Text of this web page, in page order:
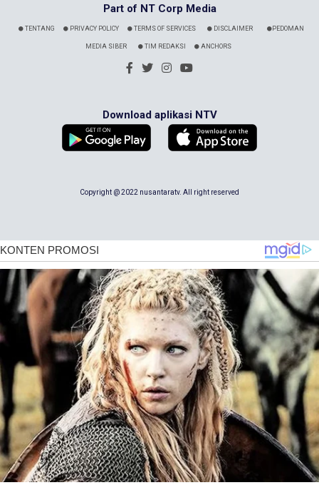
Part of NT Corp Media
TENTANG PRIVACY POLICY TERMS OF SERVICES DISCLAIMER PEDOMAN
MEDIA SIBER TIM REDAKSI ANCHORS
Download aplikasi NTV
Copyright @ 2022 nusantaratv. All right reserved